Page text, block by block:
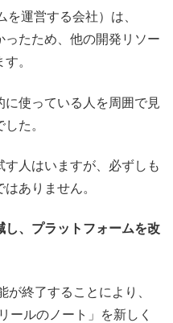
を運営する会社）は、
ったため、他の開発リソー
。
使っている人を周囲で見
た。
人はいますが、必ずしも
ありません。
し、プラットフォームを改
終了することにより、
ールのノート」を新しく